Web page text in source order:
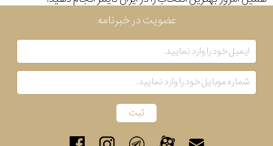
موتور
رنگ
بکار
رفته
عضویت در خبرنامه